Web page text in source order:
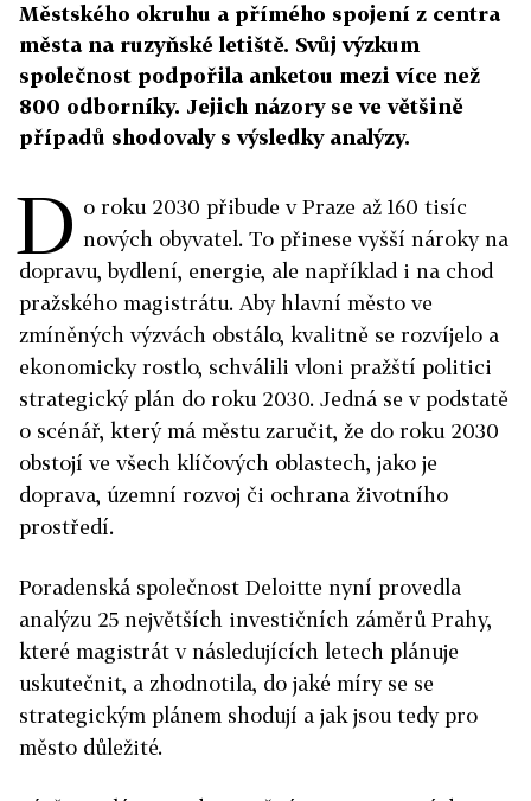
Městského okruhu a přímého spojení z centra
města na ruzyňské letiště. Svůj výzkum
společnost podpořila anketou mezi více než
800 odborníky. Jejich názory se ve většině
případů shodovaly s výsledky analýzy.
D o roku 2030 přibude v Praze až 160 tisíc
nových obyvatel. To přinese vyšší nároky na
dopravu, bydlení, energie, ale například i na chod
pražského magistrátu. Aby hlavní město ve
zmíněných výzvách obstálo, kvalitně se rozvíjelo a
ekonomicky rostlo, schválili vloni pražští politici
strategický plán do roku 2030. Jedná se v podstatě
o scénář, který má městu zaručit, že do roku 2030
obstojí ve všech klíčových oblastech, jako je
doprava, územní rozvoj či ochrana životního
prostředí.
Poradenská společnost Deloitte nyní provedla
analýzu 25 největších investičních záměrů Prahy,
které magistrát v následujících letech plánuje
uskutečnit, a zhodnotila, do jaké míry se se
strategickým plánem shodují a jak jsou tedy pro
město důležité.